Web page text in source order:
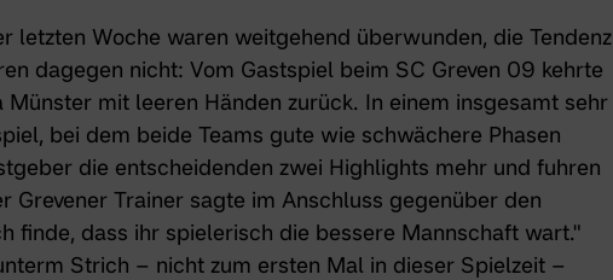
letzten Woche waren weitgehend überwunden, die Tendenz
dagegen nicht: Vom Gastspiel beim SC Greven 09 kehrte
Münster mit leeren Händen zurück. In einem insgesamt sehr
bei dem beide Teams gute wie schwächere Phasen
die entscheidenden zwei Highlights mehr und fuhren
Grevener Trainer sagte im Anschluss gegenüber den
finde, dass ihr spielerisch die bessere Mannschaft wart."
Strich – nicht zum ersten Mal in dieser Spielzeit –